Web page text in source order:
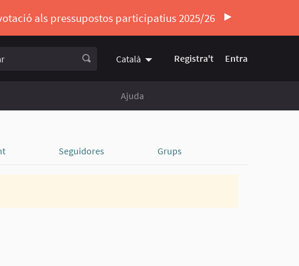
als pressupostos participatius 2025/26
Català Triar la llengua Elegir el idioma
Registra't Entra
Ajuda
Seguidores Grups